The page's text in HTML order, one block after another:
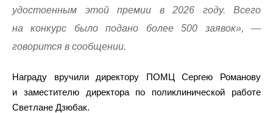
удостоенным этой премии в 2026 году. Всего
на конкурс было подано более 500 заявок», —
говорится в сообщении.
Награду вручили директору ПОМЦ Сергею Романову
и заместителю директора по поликлинической работе
Светлане Дзюбак.